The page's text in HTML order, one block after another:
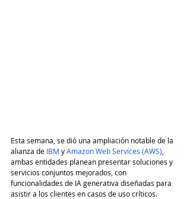
Esta semana, se dió una ampliación notable de la
alianza de IBM y Amazon Web Services (AWS)
ambas entidades planean presentar soluciones y
servicios conjuntos mejorados, con
funcionalidades de IA generativa diseñadas para
asistir a los clientes en casos de uso críticos.